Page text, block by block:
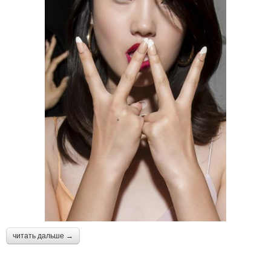
читать дальше →